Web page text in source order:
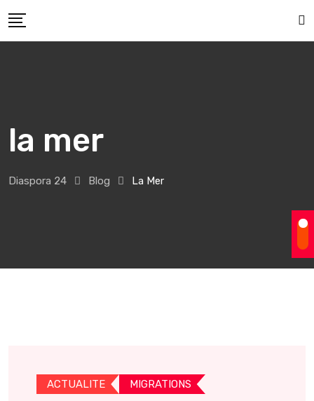
to
la mer
Diaspora 24 Blog La Mer
ACTUALITE MIGRATIONS